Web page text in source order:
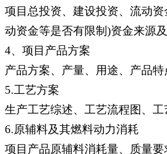
项目总投资、建设投资、流动
动资金等是否有限制)资金来源
4、项目产品方案
产品方案、产量、用途、产品特
5.工艺方案
生产工艺综述、工艺流程图、
6.原辅料及其燃料动力消耗
项目产品原辅料消耗量、质量